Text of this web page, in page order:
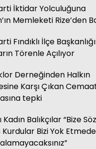
BAŞLARKEN.....
Hasan Küçük
Elektrikte Taksite
Zam Dönemi
Fatma Genc
YILAN HİKÂYESİNE
KANUNU
İktidar Yolculuğuna
Memleketi Rize’den
Fındıklı İlçe
Törenle Açılıyor
Derneğinden Halkın
Karşı Çıkan
tepki
Kadın Balıkçılar “Bize
Bizi Yok